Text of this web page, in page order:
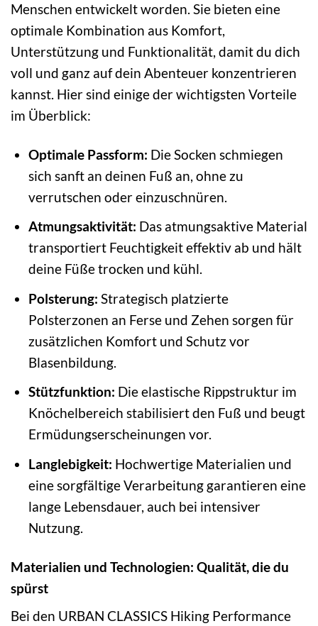
Menschen entwickelt worden. Sie bieten eine
optimale Kombination aus Komfort,
Unterstützung und Funktionalität, damit du dich
voll und ganz auf dein Abenteuer konzentrieren
kannst. Hier sind einige der wichtigsten Vorteile
im Überblick:
Optimale Passform: Die Socken schmiegen
sich sanft an deinen Fuß an, ohne zu
verrutschen oder einzuschnüren.
Atmungsaktivität: Das atmungsaktive Material
transportiert Feuchtigkeit effektiv ab und hält
deine Füße trocken und kühl.
Polsterung: Strategisch platzierte
Polsterzonen an Ferse und Zehen sorgen für
zusätzlichen Komfort und Schutz vor
Blasenbildung.
Stützfunktion: Die elastische Rippstruktur im
Knöchelbereich stabilisiert den Fuß und beugt
Ermüdungserscheinungen vor.
Langlebigkeit: Hochwertige Materialien und
eine sorgfältige Verarbeitung garantieren eine
lange Lebensdauer, auch bei intensiver
Nutzung.
Materialien und Technologien: Qualität, die du
spürst
Bei den URBAN CLASSICS Hiking Performance